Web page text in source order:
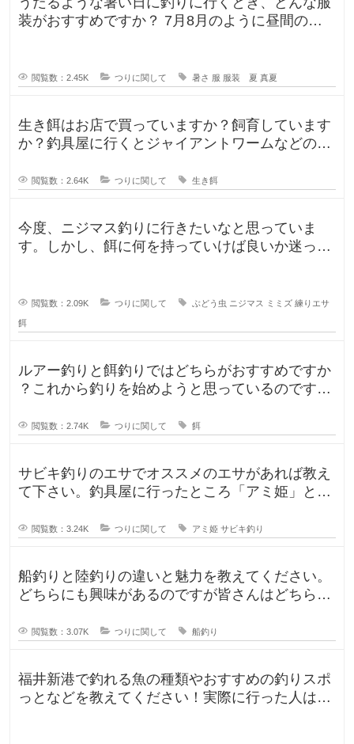
装がおすすめですか？ 7月8月のように昼間の気
閲覧数：2.45K つりに関して 暑さ 服 服装 夏 真夏
生き餌はお店で買っていますか？飼育しています
か？釣具屋に行くとジャイアントワームなどの生
閲覧数：2.64K つりに関して 生き餌
今度、ニジマス釣りに行きたいなと思っていま
す。しかし、餌に何を持っていけば良いか迷って
閲覧数：2.09K つりに関して ぶどう虫 ニジマス ミミズ 練りエサ
餌
ルアー釣りと餌釣りではどちらがおすすめですか
？これから釣りを始めようと思っているのです
閲覧数：2.74K つりに関して 餌
サビキ釣りのエサでオススメのエサがあれば教え
て下さい。釣具屋に行ったところ「アミ姫」とい
閲覧数：3.24K つりに関して アミ姫 サビキ釣り
船釣りと陸釣りの違いと魅力を教えてください。
どちらにも興味があるのですが皆さんはどちらが
閲覧数：3.07K つりに関して 船釣り
福井新港で釣れる魚の種類やおすすめの釣りスポ
っとなどを教えてください！実際に行った人はど